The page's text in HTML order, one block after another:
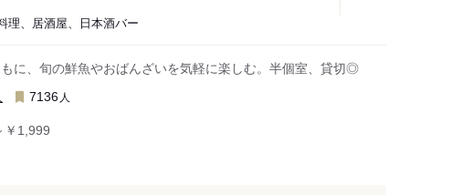
理、居酒屋、日本酒バー
に、旬の鮮魚やおばんざいを気軽に楽しむ。半個室、貸切◎
7136 人
￥1,999